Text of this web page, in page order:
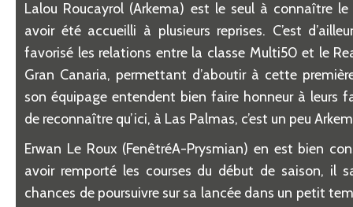
Lalou Roucayrol (Arkema) est le seul à connaître le
avoir été accueilli à plusieurs reprises. C’est d’
favorisé les relations entre la classe Multi50 et le
Gran Canaria, permettant d’aboutir à cette premiè
son équipage entendent bien faire honneur à leurs
de reconnaître qu’ici, à Las Palmas, c’est un peu
Erwan Le Roux (FenêtréA-Prysmian) en est bien
avoir remporté les courses du début de saison, il
chances de poursuivre sur sa lancée dans un petit